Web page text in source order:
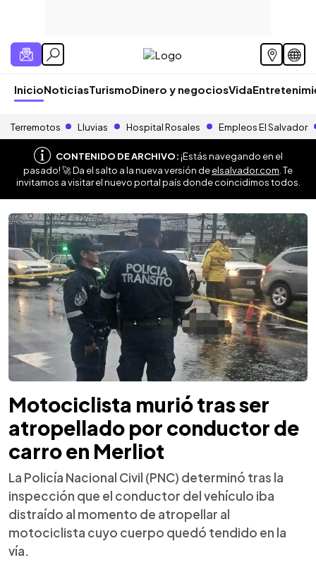
InicioNoticiasTurismoDinero y negociosVida
Terremotos Lluvias Hospital Rosales Empleos El Salvador
CONTENIDO DE ARCHIVO:¡Estás navegando en el
pasado! 🚀 Da el salto a la nueva versión deelsalvador.com . Te
invitamos a visitar el nuevo portal país donde coincidimos todos.
Motociclista murió tras ser
atropellado por conductor de
carro en Merliot
La Policía Nacional Civil (PNC) determinó tras la
inspección que el conductor del vehículo iba
distraído al momento de atropellar al
motociclista cuyo cuerpo quedó tendido en la
vía.